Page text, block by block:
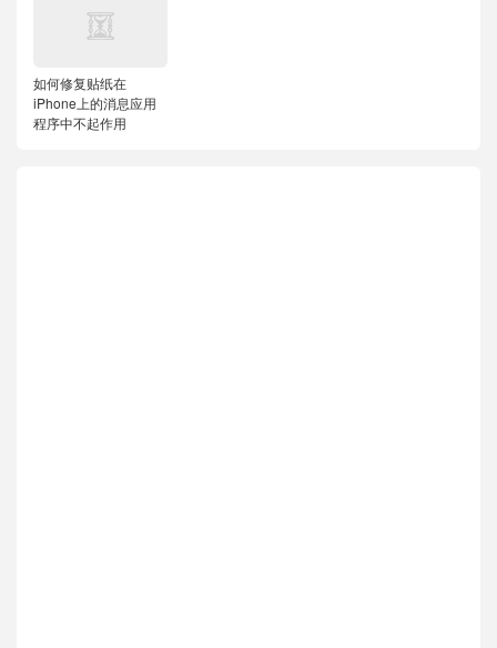
如何修复贴纸在
iPhone上的消息应用
程序中不起作用